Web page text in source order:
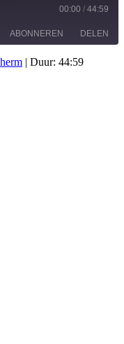
00:00 / 44:59
ABONNEREN DELEN
| Duur: 44:59